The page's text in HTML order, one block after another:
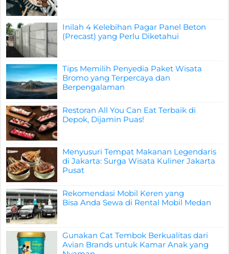
Inilah 4 Kelebihan Pagar Panel Beton
(Precast) yang Perlu Diketahui
Tips Memilih Penyedia Paket Wisata
Bromo yang Terpercaya dan
Berpengalaman
Restoran All You Can Eat Terbaik di
Depok, Dijamin Puas!
Menyusuri Tempat Makanan Legendaris
di Jakarta: Surga Wisata Kuliner Jakarta
Pusat
Rekomendasi Mobil Keren yang
Bisa Anda Sewa di Rental Mobil Medan
Gunakan Cat Tembok Berkualitas dari
Avian Brands untuk Kamar Anak yang